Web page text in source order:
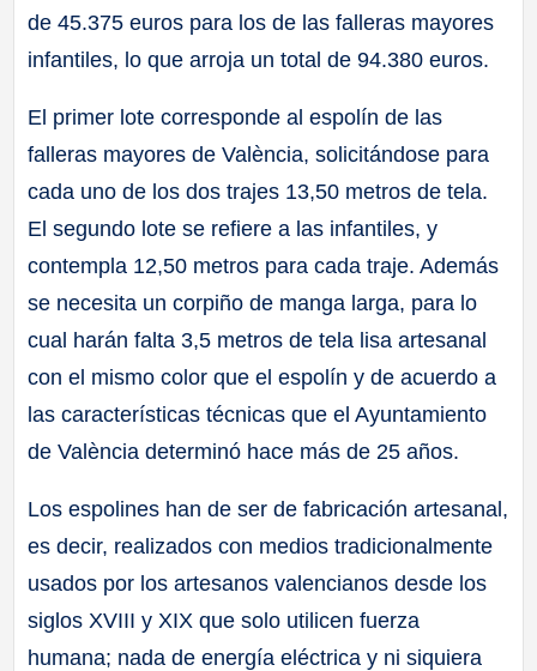
de 45.375 euros para los de las falleras mayores
infantiles, lo que arroja un total de 94.380 euros.
El primer lote corresponde al espolín de las
falleras mayores de València, solicitándose para
cada uno de los dos trajes 13,50 metros de tela.
El segundo lote se refiere a las infantiles, y
contempla 12,50 metros para cada traje. Además
se necesita un corpiño de manga larga, para lo
cual harán falta 3,5 metros de tela lisa artesanal
con el mismo color que el espolín y de acuerdo a
las características técnicas que el Ayuntamiento
de València determinó hace más de 25 años.
Los espolines han de ser de fabricación artesanal,
es decir, realizados con medios tradicionalmente
usados por los artesanos valencianos desde los
siglos XVIII y XIX que solo utilicen fuerza
humana; nada de energía eléctrica y ni siquiera